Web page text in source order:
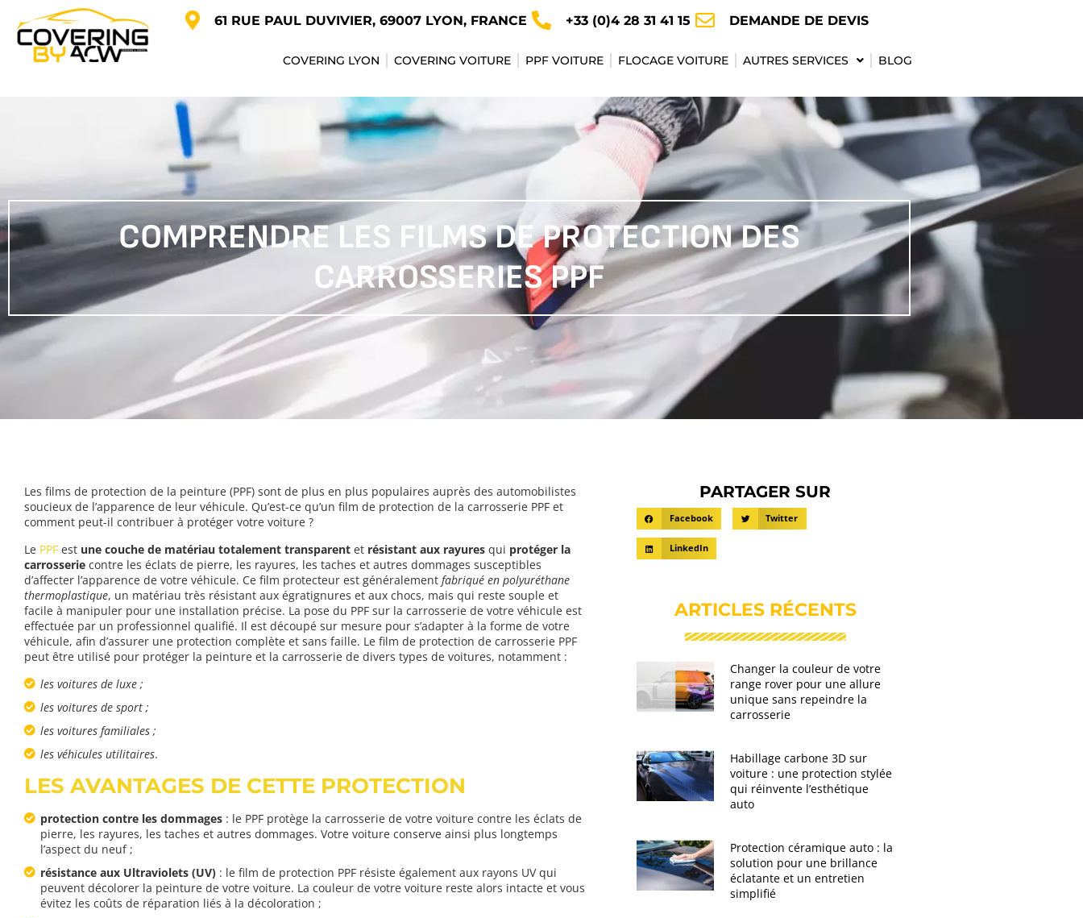
61 RUE PAUL DUVIVIER, 69007 LYON, FRANCE +33 (0)4 28 31 41 15 DEMANDE DE DEVIS
COVERING LYON COVERING VOITURE PPF VOITURE FLOCAGE VOITURE AUTRES SERVICES BLOG
COMPRENDRE LES FILMS DE PROTECTION DES
CARROSSERIES PPF
Les films de protection de la peinture (PPF) sont de plus en plus populaires auprès des automobilistes
soucieux de l’apparence de leur véhicule. Qu’est-ce qu’un film de protection de la carrosserie PPF et
comment peut-il contribuer à protéger votre voiture ?
Le PPF est une couche de matériau totalement transparent et résistant aux rayures qui protéger la
carrosserie contre les éclats de pierre, les rayures, les taches et autres dommages susceptibles
d’affecter l’apparence de votre véhicule. Ce film protecteur est généralement fabriqué en polyuréthane
thermoplastique, un matériau très résistant aux égratignures et aux chocs, mais qui reste souple et
facile à manipuler pour une installation précise. La pose du PPF sur la carrosserie de votre véhicule est
effectuée par un professionnel qualifié. Il est découpé sur mesure pour s’adapter à la forme de votre
véhicule, afin d’assurer une protection complète et sans faille. Le film de protection de carrosserie PPF
peut être utilisé pour protéger la peinture et la carrosserie de divers types de voitures, notamment :
les voitures de luxe ;
les voitures de sport ;
les voitures familiales ;
les véhicules utilitaires.
LES AVANTAGES DE CETTE PROTECTION
protection contre les dommages : le PPF protège la carrosserie de votre voiture contre les éclats de
pierre, les rayures, les taches et autres dommages. Votre voiture conserve ainsi plus longtemps
l’aspect du neuf ;
résistance aux Ultraviolets (UV) : le film de protection PPF résiste également aux rayons UV qui
peuvent décolorer la peinture de votre voiture. La couleur de votre voiture reste alors intacte et vous
évitez les coûts de réparation liés à la décoloration ;
PARTAGER SUR
Facebook Twitter
LinkedIn
ARTICLES RÉCENTS
Changer la couleur de votre
range rover pour une allure
unique sans repeindre la
carrosserie
Habillage carbone 3D sur
voiture : une protection stylée
qui réinvente l’esthétique
auto
Protection céramique auto : la
solution pour une brillance
éclatante et un entretien
simplifié